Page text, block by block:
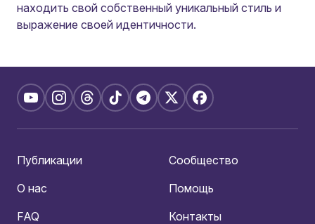
находить свой собственный уникальный стиль и
выражение своей идентичности.
Публикации
Сообщество
О нас
Помощь
FAQ
Контакты